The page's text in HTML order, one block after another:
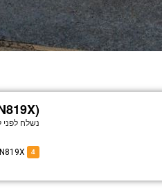
נשלח לפני
4